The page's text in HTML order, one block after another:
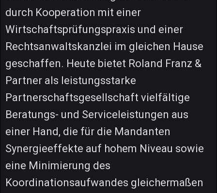
durch Kooperation mit einer
Wirtschaftsprüfungspraxis und einer
Rechtsanwaltskanzlei im gleichen Hause
geschaffen. Heute bietet Roland Franz &
Partner als leistungsstarke
Partnerschaftsgesellschaft vielfältige
Beratungs- und Serviceleistungen aus
einer Hand, die für die Mandanten
Synergieeffekte auf hohem Niveau sowie
eine Minimierung des
Koordinationsaufwandes gleichermaßen